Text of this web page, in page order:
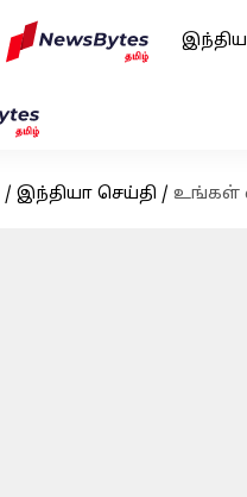
/ இந்தியா செய்தி / உங்கள்